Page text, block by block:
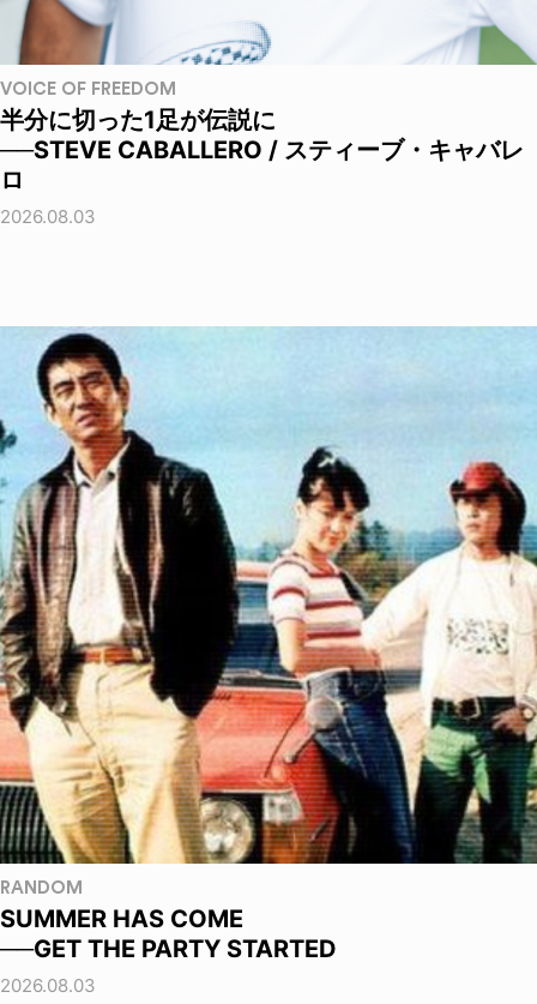
VOICE OF FREEDOM
半分に切った1足が伝説に
──STEVE CABALLERO / スティーブ・キャバレ
ロ
2026.08.03
RANDOM
SUMMER HAS COME
──GET THE PARTY STARTED
2026.08.03